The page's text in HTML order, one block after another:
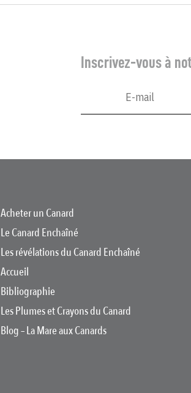
Inscrivez-vous à
Acheter un Canard
Le Canard Enchaîné
Les révélations du Canard Enchaîné
Accueil
Bibliographie
Les Plumes et Crayons du Canard
Blog – La Mare aux Canards